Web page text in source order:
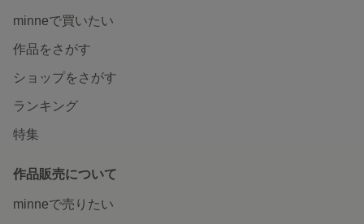
minneで買いたい
作品をさがす
ショップをさがす
ランキング
特集
作品販売について
minneで売りたい